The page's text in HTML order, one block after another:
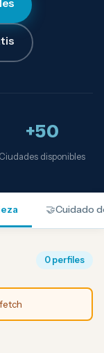
+50
Ciudades disponibles
🤝Cuidado
0 perfiles